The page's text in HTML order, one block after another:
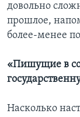
довольно
прошлое,
более-менее
«Пишущие в
Насколько